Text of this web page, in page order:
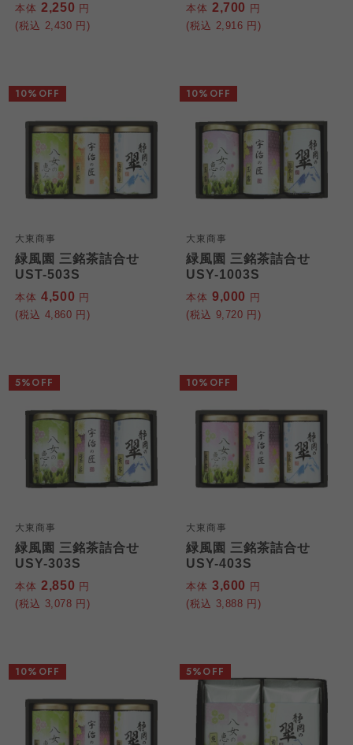
本体 2,250 円
(税込 2,430 円)
本体 2,700 円
(税込 2,916 円)
大東商事
緑風園 三銘茶詰合せ
UST-503S
本体 4,500 円
(税込 4,860 円)
10%OFF
大東商事
緑風園 三銘茶詰合せ
USY-1003S
本体 9,000 円
(税込 9,720 円)
10%OFF
大東商事
緑風園 三銘茶詰合せ
USY-303S
本体 2,850 円
(税込 3,078 円)
5%OFF
大東商事
緑風園 三銘茶詰合せ
USY-403S
本体 3,600 円
(税込 3,888 円)
10%OFF
10%OFF 5%OFF